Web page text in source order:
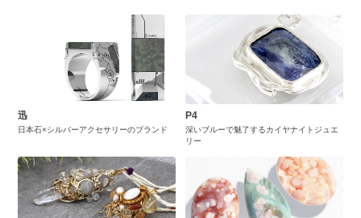
迅
日本石×シルバーアクセサリーのブランド
P4
深いブルーで魅了するカイヤナイトジュエ
リー